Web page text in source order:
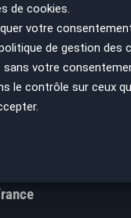
plus
sanitaires
de cookies.
votre
de gestion des
votre
le contrôle sur ceux